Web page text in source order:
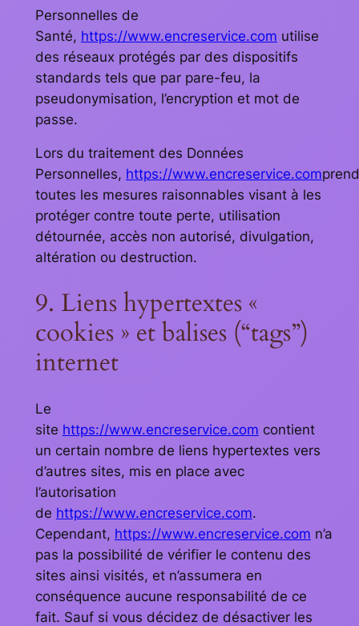
Personnelles de
Santé, https://www.encreservice.com utilise
des réseaux protégés par des dispositifs
standards tels que par pare-feu, la
pseudonymisation, l’encryption et mot de
passe.
Lors du traitement des Données
Personnelles, https://www.encreservice.comprend
toutes les mesures raisonnables visant à les
protéger contre toute perte, utilisation
détournée, accès non autorisé, divulgation,
altération ou destruction.
9. Liens hypertextes «
cookies » et balises (“tags”)
internet
Le
site https://www.encreservice.com contient
un certain nombre de liens hypertextes vers
d’autres sites, mis en place avec
l’autorisation
de https://www.encreservice.com.
Cependant, https://www.encreservice.com n’a
pas la possibilité de vérifier le contenu des
sites ainsi visités, et n’assumera en
conséquence aucune responsabilité de ce
fait. Sauf si vous décidez de désactiver les